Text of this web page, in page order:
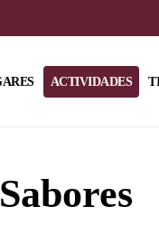
ACTIVIDADES